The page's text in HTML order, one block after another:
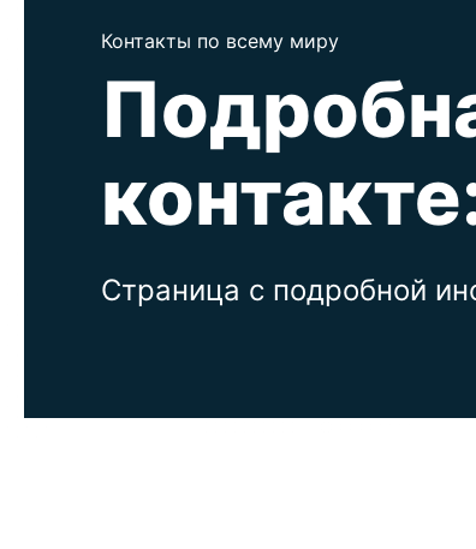
Северная Америка
Контакты по всему миру
Страница с подробной